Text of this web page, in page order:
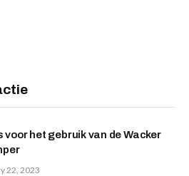
voor het gebruik van de Wacker
22, 2023